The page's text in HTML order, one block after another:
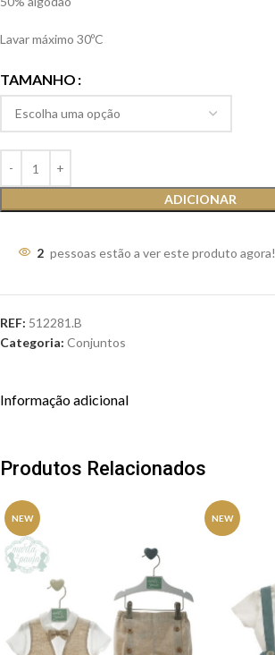
Lavar máximo 30ºC
TAMANHO
ADICIONAR
2 pessoas estão a ver este produto agora!
REF: 512281.B
Categoria: Conjuntos
Informação adicional
Produtos Relacionados
NEW NEW